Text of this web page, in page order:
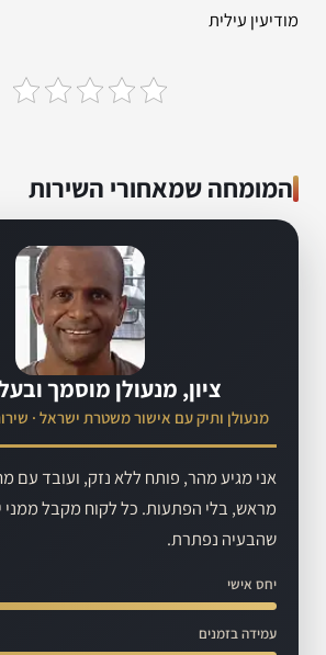
מודיעין עילית
המומחה שמאחורי השירות
ציון, מנעולן מוסמך
מנעולן ותיק עם אישור משטרת ישראל ·
אני מגיע מהר, פותח ללא נזק, ועובד עם
מראש, בלי הפתעות. כל לקוח מקבל ממני
שהבעיה נפתרת.
יחס אישי
עמידה בזמנים